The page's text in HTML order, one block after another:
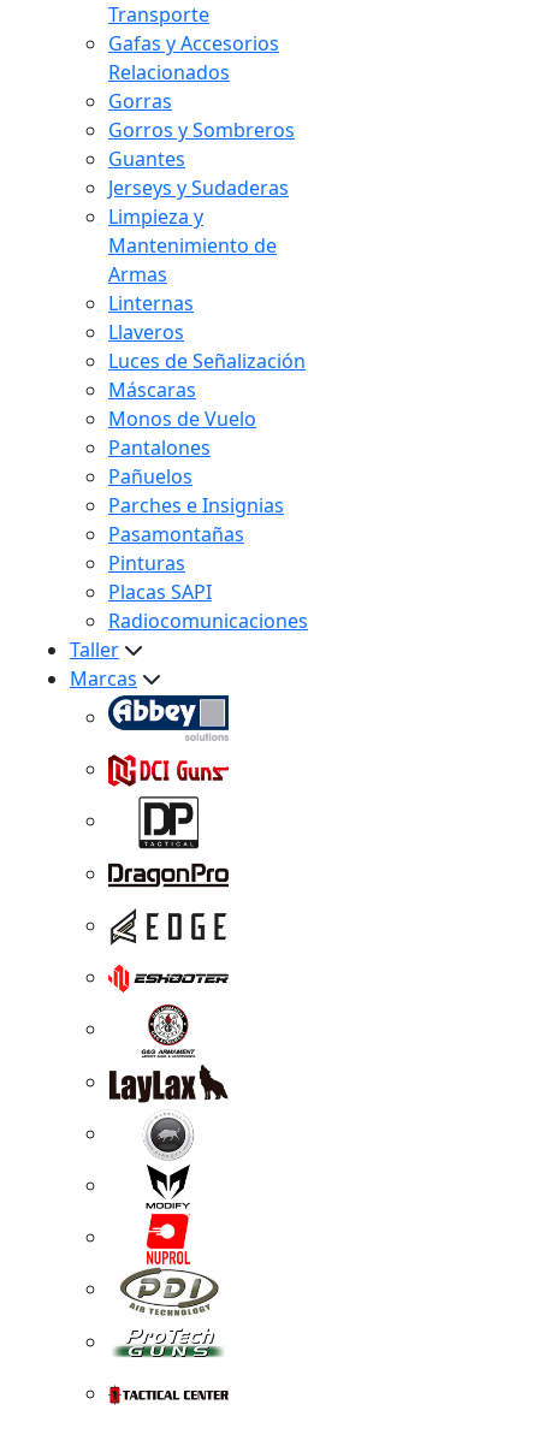
Transporte
Gafas y Accesorios
Relacionados
Gorras
Gorros y Sombreros
Guantes
Jerseys y Sudaderas
Limpieza y
Mantenimiento de
Armas
Linternas
Llaveros
Luces de Señalización
Máscaras
Monos de Vuelo
Pantalones
Pañuelos
Parches e Insignias
Pasamontañas
Pinturas
Placas SAPI
Radiocomunicaciones
Taller
Marcas